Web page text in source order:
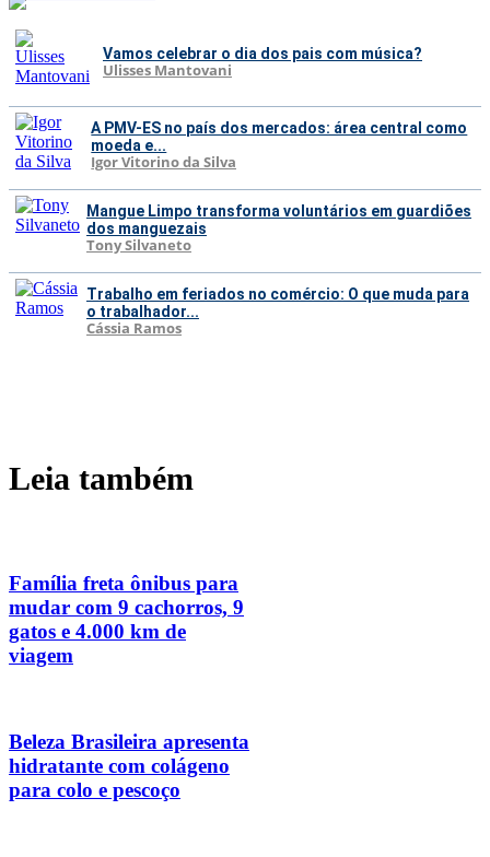
Vamos celebrar o dia dos pais com música?
Ulisses Mantovani
A PMV-ES no país dos mercados: área central como
moeda e...
Igor Vitorino da Silva
Mangue Limpo transforma voluntários em guardiões
dos manguezais
Tony Silvaneto
Trabalho em feriados no comércio: O que muda para
o trabalhador...
Cássia Ramos
Leia também
Família freta ônibus para
mudar com 9 cachorros, 9
gatos e 4.000 km de
viagem
Beleza Brasileira apresenta
hidratante com colágeno
para colo e pescoço